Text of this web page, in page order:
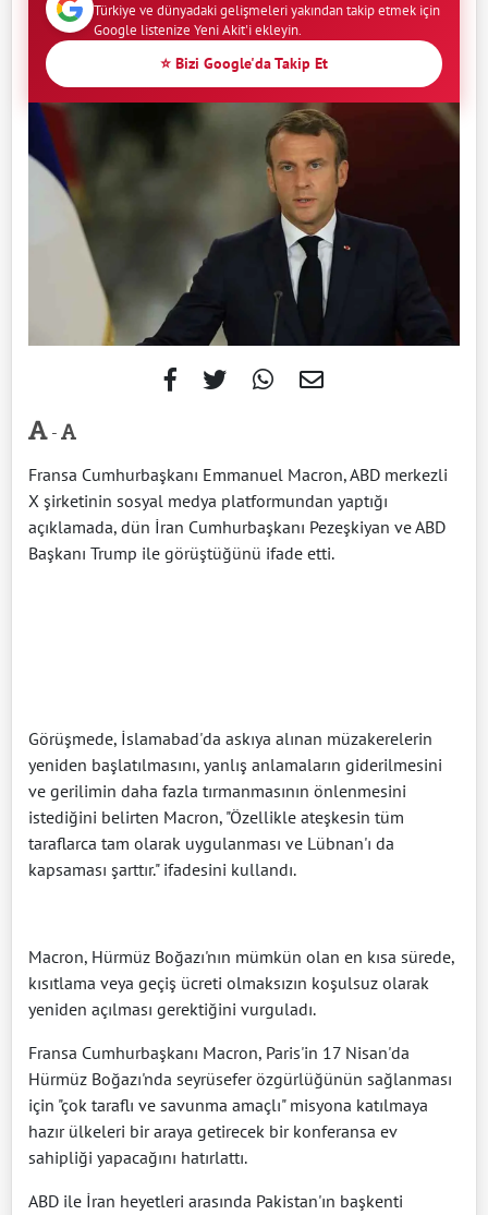
Türkiye ve dünyadaki gelişmeleri yakından takip etmek için
Google listenize Yeni Akit'i ekleyin.
⭐ Bizi Google'da Takip Et
-
Fransa Cumhurbaşkanı Emmanuel Macron, ABD merkezli
X şirketinin sosyal medya platformundan yaptığı
açıklamada, dün İran Cumhurbaşkanı Pezeşkiyan ve ABD
Başkanı Trump ile görüştüğünü ifade etti.
Görüşmede, İslamabad'da askıya alınan müzakerelerin
yeniden başlatılmasını, yanlış anlamaların giderilmesini
ve gerilimin daha fazla tırmanmasının önlenmesini
istediğini belirten Macron, "Özellikle ateşkesin tüm
taraflarca tam olarak uygulanması ve Lübnan'ı da
kapsaması şarttır." ifadesini kullandı.
Macron, Hürmüz Boğazı'nın mümkün olan en kısa sürede,
kısıtlama veya geçiş ücreti olmaksızın koşulsuz olarak
yeniden açılması gerektiğini vurguladı.
Fransa Cumhurbaşkanı Macron, Paris'in 17 Nisan'da
Hürmüz Boğazı'nda seyrüsefer özgürlüğünün sağlanması
için "çok taraflı ve savunma amaçlı" misyona katılmaya
hazır ülkeleri bir araya getirecek bir konferansa ev
sahipliği yapacağını hatırlattı.
ABD ile İran heyetleri arasında Pakistan'ın başkenti